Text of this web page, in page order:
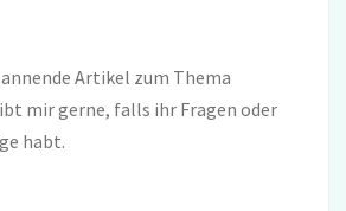
Artikel zum Thema
mir gerne, falls ihr Fragen oder
habt.